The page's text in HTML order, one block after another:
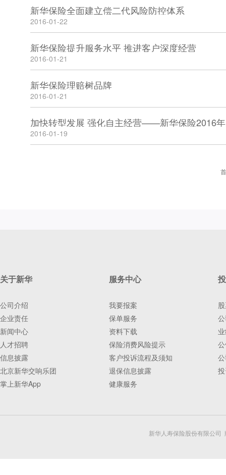
新华保险全面建立偿二代风险防控体系
2016-01-22
新华保险提升服务水平 推进客户深度经营
2016-01-21
新华保险理赔树品牌
2016-01-21
加快转型发展 强化自主经营——新华保险2016
2016-01-19
关于新华
公司介绍
企业责任
新闻中心
人才招聘
信息披露
北京新华交响乐团
掌上新华App
服务中心
我要报案
保单服务
资料下载
保险消费风险提示
客户投诉流程及须知
退保信息披露
健康服务
新华人寿保险股份有限公